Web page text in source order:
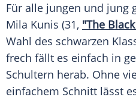
Für alle jungen und jung
Mila Kunis (31, "The
Wahl des schwarzen
frech fällt es einfach in
Schultern herab. Ohne
einfachem Schnitt lässt